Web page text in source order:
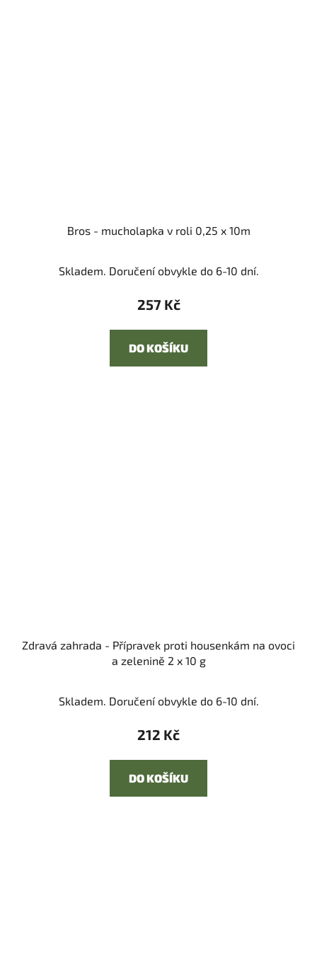
Bros - mucholapka v roli 0,25 x 10m
Skladem. Doručení obvykle do 6-10 dní.
257 Kč
DO KOŠÍKU
Zdravá zahrada - Přípravek proti housenkám na ovoci
a zelenině 2 x 10 g
Skladem. Doručení obvykle do 6-10 dní.
212 Kč
DO KOŠÍKU